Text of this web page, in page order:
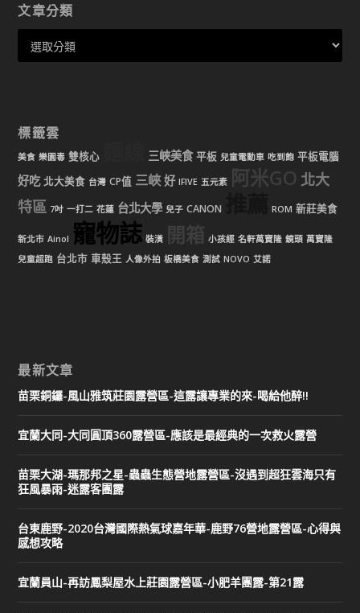
文章分類
標籤雲
美食 樂園毒 雙核心 三峽美食 平板 兒童電動車 吃到飽 平板電腦
好吃 北大美食 台灣 CP值 三峽 好 IFIVE 五元素 阿米GO 北大
特區 7吋 一打二 花蓮 台北大學 兒子 CANON ROM 新莊美食
新北市 Ainol 寵物誌 裝潢 開箱 小孩經 名軒萬寶隆 鏡頭 萬寶隆
兒童超跑 台北市 車殼王 人像外拍 板橋美食 測試 NOVO 艾諾
最新文章
苗栗銅鑼-風山雅筑莊園露營區-這露讓專業的來-喝給他醉!!
宜蘭大同-大同圓頂360露營區-應該是最經典的一次救火露營
苗栗大湖-瑪那邦之星-蟲蟲生態營地露營區-沒遇到超狂雲海只有
狂風暴雨-迷露客團露
台東鹿野-2020台灣國際熱氣球嘉年華-鹿野76營地露營區-心得與
感想攻略
宜蘭員山-再訪鳳梨屋水上莊園露營區-小肥羊團露-第21露